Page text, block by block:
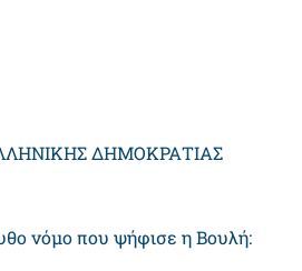
ΔΗΜΟΚΡΑΤΙΑΣ
νόμο που ψήφισε η Βουλή: